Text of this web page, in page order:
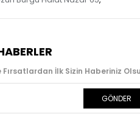
İlk Sizin Haberiniz
GÖNDER